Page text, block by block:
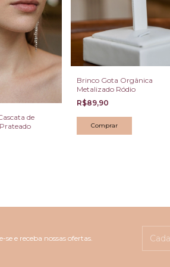
de
Brinco Gota Orgânica
Metalizado Ródio
R$89,90
se e receba nossas ofertas.